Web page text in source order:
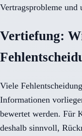
Vertragsprobleme und
Vertiefung:
Viele
Informationen
bewertet werden. Für
deshalb sinnvoll,